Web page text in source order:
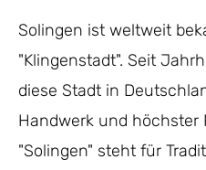
Solingen ist weltweit
"Klingenstadt". Seit
diese Stadt in
Handwerk und höchster
"Solingen" steht für